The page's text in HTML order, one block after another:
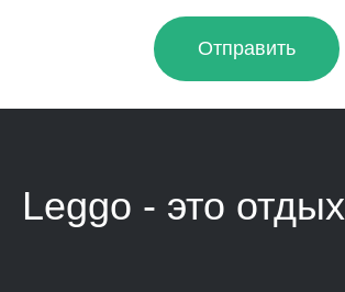
Отправить
Leggo - это отдых